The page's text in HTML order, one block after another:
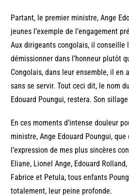
Partant, le premier ministre, Ange
jeunes l’exemple de l’engagement
Aux dirigeants congolais, il conseille
démissionner dans l’honneur plutôt
Congolais, dans leur ensemble, il en
sans se servir. Tout ceci dit, le nom
Edouard Poungui, restera. Son
En ces moments d’intense douleur
ministre, Ange Edouard Poungui,
l’expression de mes plus sincères
Eliane, Lionel Ange, Edouard
Fabrice et Petula, tous enfants
totalement, leur peine profonde.